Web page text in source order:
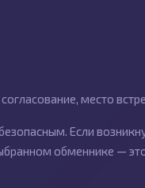
место
Если
обменнике —